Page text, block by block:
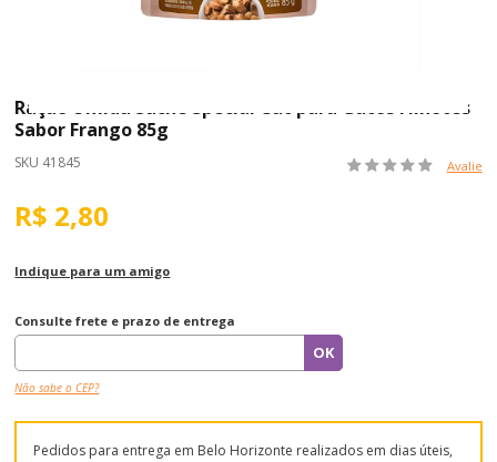
Ração Úmida Sachê Special Cat para Gatos Filhotes
Sabor Frango 85g
SKU 41845 Avalie
R$ 2,80
Indique para um amigo
Consulte frete e prazo de entrega
Não sabe o CEP?
Pedidos para entrega em Belo Horizonte realizados em dias úteis,